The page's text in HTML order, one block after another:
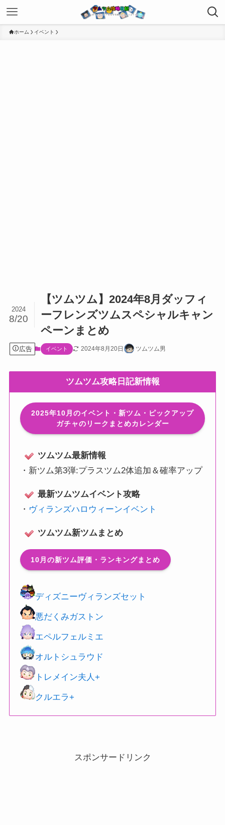
ホーム イベント
【ツムツム】2024年8月ダッフィ
ーフレンズツムスペシャルキャン
ペーンまとめ
2024
8/20
広告 イベント 2024年8月20日 ツムツム男
ツムツム攻略日記新情報
2025年10月のイベント・新ツム・ピックアップ
ガチャのリークまとめカレンダー
ツムツム最新情報
・ 新ツム第3弾:プラスツム2体追加＆確率アップ
最新ツムツムイベント攻略
・ ヴィランズハロウィーンイベント
ツムツム新ツムまとめ
10月の新ツム評価・ランキングまとめ
ディズニーヴィランズセット
悪だくみガストン
エペルフェルミエ
オルトシュラウド
トレメイン夫人+
クルエラ+
スポンサードリンク